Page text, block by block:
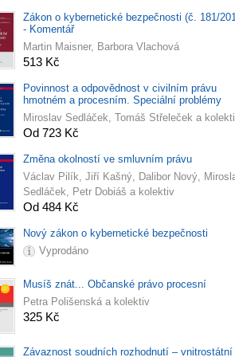
Zákon o kybernetické bezpečnosti (č. 181/
- Komentář
Martin Maisner, Barbora Vlachová
513 Kč
Povinnost a odpovědnost v civilním právu
hmotném a procesním. Speciální problémy
Miroslav Sedláček, Tomáš Střeleček a
Od 723 Kč
Změna okolností ve smluvním právu
Václav Pilík, Jiří Kašný, Dalibor Nový,
Sedláček, Petr Dobiáš a kolektiv
Od 484 Kč
Nový zákon o kybernetické bezpečnosti
Vyprodáno
Musíš znát... Občanské právo procesní
Petra Polišenská a kolektiv
325 Kč
Závaznost soudních rozhodnutí – vnitrostátní